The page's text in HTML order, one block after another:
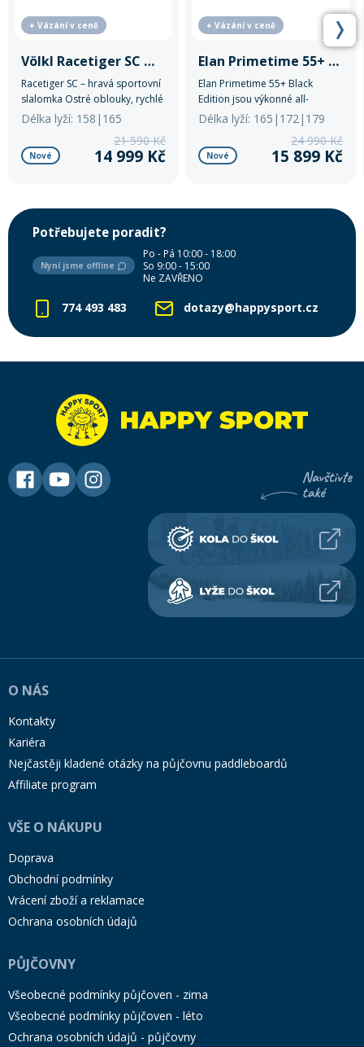
+ Vázání v ceně
Völkl Racetiger SC White
Racetiger SC – hravá sportovní
slalomka Ostré oblouky, rychlé
reakce a hladký průjezd. Tato
slalomová lyže s titanálovou
výztuhou a karbonovou
špičkou kombinuje precizní
Délka lyží: 158|165
Nové
21 590 Kč
14 999 Kč
+ Vázání v ceně
Elan Primetime 55+ Black Edition
Elan Primetime 55+ Black
Edition jsou výkonné all-
mountain lyže pro pokročilé
Délka lyží: 165|172|179
Nové
24 990 Kč
15 899 Kč
Potřebujete poradit?
Nyní jsme offline
Po - Pá 10:00 - 18:00
So 9:00 - 15:00
Ne ZAVŘENO
774 493 483 dotazy@happysport.cz
O NÁS
Kontakty
Kariéra
Nejčastěji kladené otázky na půjčovnu paddleboardů
Affiliate program
VŠE O NÁKUPU
Doprava
Obchodní podmínky
Vrácení zboží a reklamace
Ochrana osobních údajů
PŮJČOVNY
Všeobecné podmínky půjčoven - zima
Všeobecné podmínky půjčoven - léto
Ochrana osobních údajů - půjčovny